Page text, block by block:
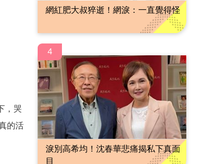
，哭
的活
網紅肥大叔猝逝！網淚：一直覺得怪
4
淚別高希均！沈春華悲痛揭私下真面
目